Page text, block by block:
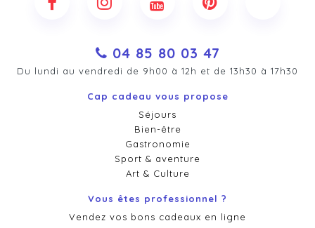
04 85 80 03 47
Du lundi au vendredi de 9h00 à 12h et de 13h30 à 17h30
Cap cadeau vous propose
Séjours
Bien-être
Gastronomie
Sport & aventure
Art & Culture
Vous êtes professionnel ?
Vendez vos bons cadeaux en ligne